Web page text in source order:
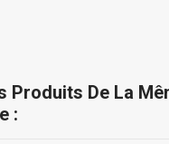
Produits De La
: